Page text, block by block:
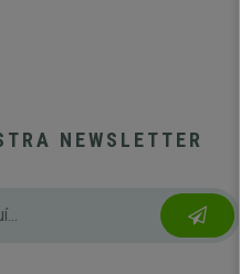
NEWSLETTER